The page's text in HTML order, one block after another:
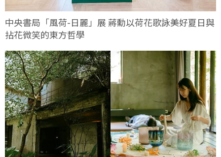
中央書局「風荷-日麗」展 蔣勳以荷花歌詠美好夏日與
拈花微笑的東方哲學